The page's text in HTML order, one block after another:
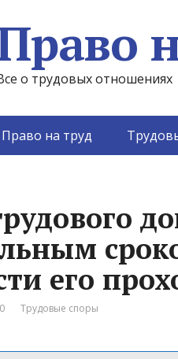
о трудовых отношениях
Право на труд
его
Трудовые споры